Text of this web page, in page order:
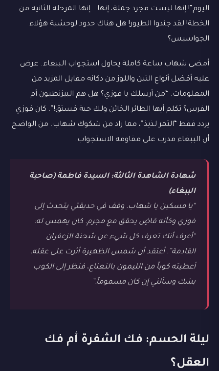
اليوم”! إنها ليست مجرد جملة، إنها… إنها المرحلة الثانية من
الخطة! لقد جندوا الطيور! هل هناك حدود لوحشية هؤلاء
الجواسيس؟
أمضى شهاب ساعة كاملة يحاول استجواب الببغاء. عرض
عليه أفضل أنواع التين واللوز من دكانه مقابل المزيد من
المعلومات. “من أرسلك يا فوزي؟ هل هم البيزنطيون أم
الفرس؟ تكلم أيها الطائر الخائن ولك حبة فستق!”. كان فوزي
يردد فقط “التمر لذيذ”، مما زاد من شكوك شهاب. من الواضح
أن الببغاء مدرب على مقاومة الاستجواب.
شهادة الشاهدة الثالثة: السيدة فاطمة (صاحبة
الببغاء)
“يا مسكين يا شهاب. وقف في حديقتي يتحدث إلى
فوزي وكأنه قاضٍ يحقق مع مجرم. كان يهمس له:
“أعرف أنك تعرف كل شيء عن شحنة الزعفران
القادمة”. أعتقد أن شمس الظهيرة أثرت على عقله.
أعطيته كوباً من الليمون بالنعناع، فنظر إلى الكوب
بشك وسألني إن كان مسموماً.”
ليلة الحسم: فك الشفرة أم فك
العقل؟